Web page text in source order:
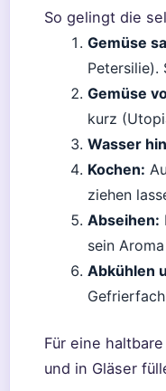
So gelingt die
Gemüse
Petersilie).
Gemüse
kurz
Wasser
Kochen:
ziehen
Abseihen:
sein
Abkühlen
Für eine
und in Gläser